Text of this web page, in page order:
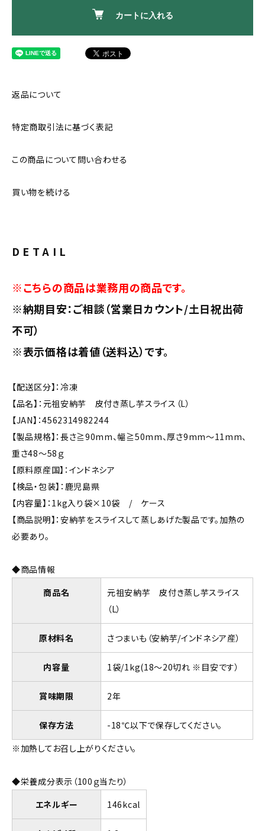
カートに入れる
返品について
特定商取引法に基づく表記
この商品について問い合わせる
買い物を続ける
DETAIL
※こちらの商品は業務用の商品です。
※納期目安：ご相談（営業日カウント/土日祝出荷
不可）
※表示価格は着値（送料込）です。
【配送区分】：冷凍
【品名】：元祖安納芋 皮付き蒸し芋スライス（L）
【JAN】：4562314982244
【製品規格】：長さ≧90mm、幅≧50mm、厚さ9mm～11mm、
重さ48～58ｇ
【原料原産国】：インドネシア
【検品・包装】：鹿児島県
【内容量】：1kg入り袋×10袋 / ケース
【商品説明】：安納芋をスライスして蒸しあげた製品です。加熱の
必要あり。
◆商品情報
商品名
元祖安納芋 皮付き蒸し芋スライス
（L）
原材料名 さつまいも（安納芋/インドネシア産）
内容量 1袋/1kg(18～20切れ ※目安です）
賞味期限 2年
保存方法
-18℃以下で保存してください。
※加熱してお召し上がりください。
◆栄養成分表示（100ｇ当たり）
エネルギー
146kcal